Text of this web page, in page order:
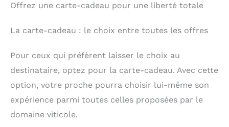
Offrez une carte-cadeau pour une liberté totale
La carte-cadeau : le choix entre toutes les offres
Pour ceux qui préfèrent laisser le choix au
destinataire, optez pour la carte-cadeau. Avec cette
option, votre proche pourra choisir lui-même son
expérience parmi toutes celles proposées par le
domaine viticole.